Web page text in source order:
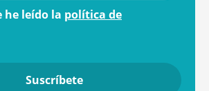
he leído la política de